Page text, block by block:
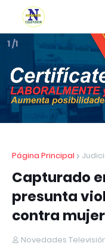
1 /1
Página Principal
Capturado
presunta
contra
Novedades